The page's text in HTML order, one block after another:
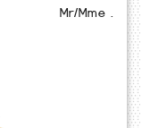
Mr/Mme .